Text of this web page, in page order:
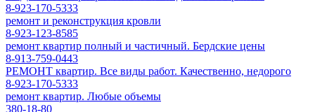
8-923-170-5333
ремонт и реконструкция кровли
8-923-123-8585
ремонт квартир полный и частичный. Бердские цены
8-913-759-0443
РЕМОНТ квартир. Все виды работ. Качественно, недорого
8-923-170-5333
ремонт квартир. Любые объемы
380-18-80